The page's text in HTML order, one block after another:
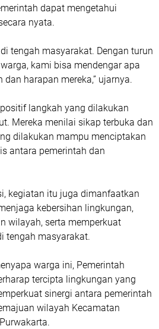
dapat mengetahui
nyata.
tengah masyarakat. Dengan turun
kami bisa mendengar apa
harapan mereka,” ujarnya.
langkah yang dilakukan
Mereka menilai sikap terbuka dan
dilakukan mampu menciptakan
antara pemerintah dan
kegiatan itu juga dimanfaatkan
kebersihan lingkungan,
wilayah, serta memperkuat
tengah masyarakat.
warga ini, Pemerintah
tercipta lingkungan yang
sinergi antara pemerintah
wilayah Kecamatan